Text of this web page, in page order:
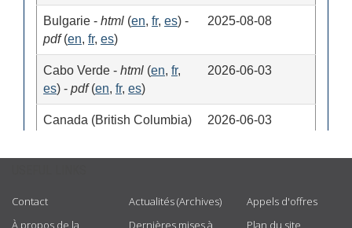
Contact
À propos de la
Actualités (Archives)
Dernières mises à
Appels d'offres
Plan du site